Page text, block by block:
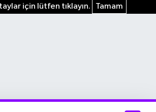
için lütfen tıklayın.
Tamam